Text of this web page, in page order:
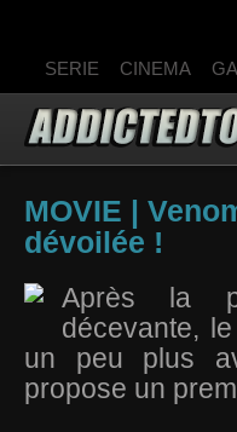
SERIE CINEMA
MOVIE |
dévoilée !
Après la
décevante,
un peu plus
propose un